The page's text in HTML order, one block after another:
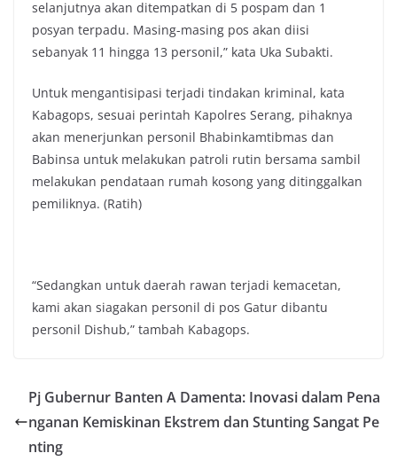
selanjutnya akan ditempatkan di 5 pospam dan 1
posyan terpadu. Masing-masing pos akan diisi
sebanyak 11 hingga 13 personil,” kata Uka Subakti.
Untuk mengantisipasi terjadi tindakan kriminal, kata
Kabagops, sesuai perintah Kapolres Serang, pihaknya
akan menerjunkan personil Bhabinkamtibmas dan
Babinsa untuk melakukan patroli rutin bersama sambil
melakukan pendataan rumah kosong yang ditinggalkan
pemiliknya. (Ratih)
“Sedangkan untuk daerah rawan terjadi kemacetan,
kami akan siagakan personil di pos Gatur dibantu
personil Dishub,” tambah Kabagops.
Pj Gubernur Banten A Damenta: Inovasi dalam Pena
nganan Kemiskinan Ekstrem dan Stunting Sangat Pe
nting